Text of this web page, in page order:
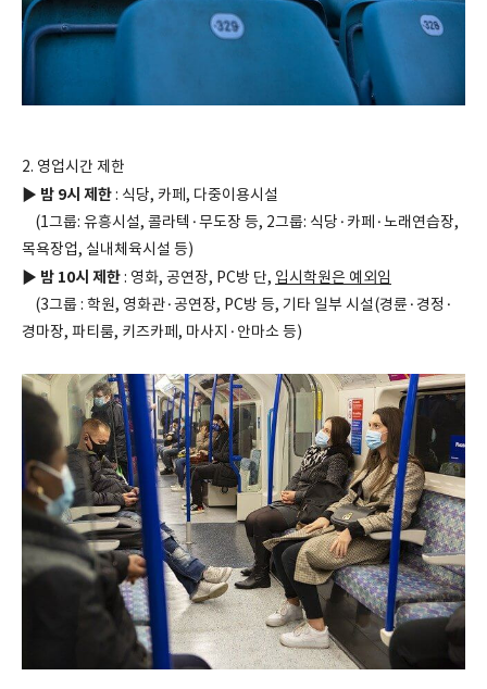
2. 영업시간 제한
▶ 밤 9시 제한: 식당, 카페, 다중이용시설
(1그룹: 유흥시설, 콜라텍·무도장 등, 2그룹: 식당·카페·노래연습장,
목욕장업, 실내체육시설 등)
▶ 밤 10시 제한: 영화, 공연장, PC방 단, 입시학원은 예외임
(3그룹 : 학원, 영화관·공연장, PC방 등, 기타 일부 시설(경륜·경정·
경마장, 파티룸, 키즈카페, 마사지·안마소 등)